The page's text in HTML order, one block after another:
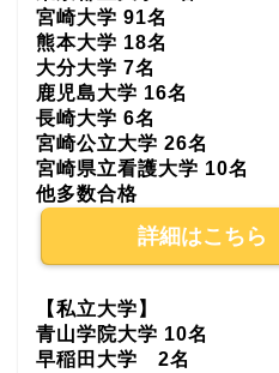
宮崎大学 91名
熊本大学 18名
大分大学 7名
鹿児島大学 16名
長崎大学 6名
宮崎公立大学 26名
宮崎県立看護大学 10名
他多数合格
詳細はこちら
【私立大学】
青山学院大学 10名
早稲田大学 2名